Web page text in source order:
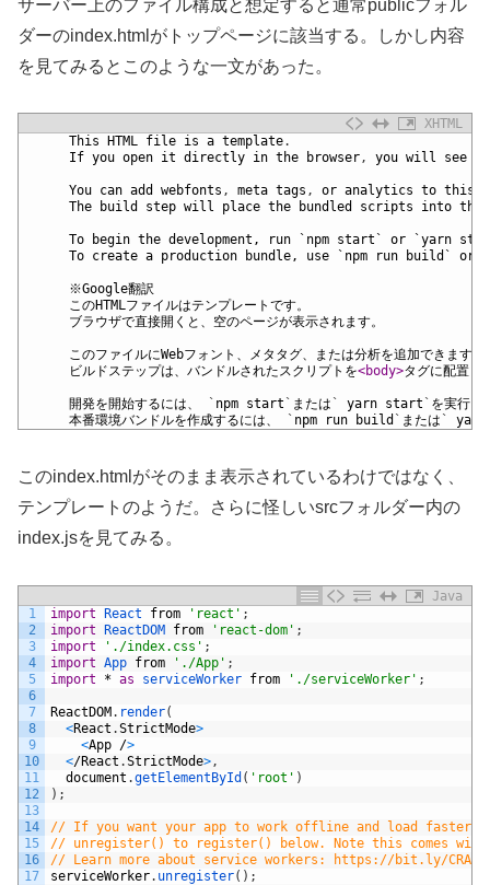
サーバー上のファイル構成と想定すると通常publicフォル
ダーのindex.htmlがトップページに該当する。しかし内容
を見てみるとこのような一文があった。
XHTML
This HTML file is a template.
If you open it directly in the browser, you will see
You can add webfonts , meta tags , or analytics to this
The
build step will place the bundled scripts into the
To begin the development, run `npm start` or `yarn
To create a production bundle, use `npm run build` or
※Google翻訳
このHTMLファイルはテンプレートです。
ブラウザで直接開くと、空のページが表示されます。
このファイルにWebフォント、メタタグ、または分析を追加できます。
ビルドステップは、バンドルされたスクリプトを<body>タグに配置し
開発を開始するには、 ` npm start ` または ` yarn start ` を実行し
本番環境バンドルを作成するには、
` npm run build ` または ` yarn
このindex.htmlがそのまま表示されているわけではなく、
テンプレートのようだ。さらに怪しいsrcフォルダー内の
index.jsを見てみる。
Java
1
2
3
4
5
6
7
8
9
10
11
12
13
14
15
16
17
import React from 'react' ;
import ReactDOM from 'react-dom' ;
import
'./index.css' ;
import App from './App' ;
import
* as serviceWorker from './serviceWorker' ;
ReactDOM. render(
<React .StrictMode>
<App />
</React .StrictMode>,
document .getElementById ( 'root' )
) ;
// If you want your app to work offline and load faster,
// unregister() to register() below. Note this comes
// Learn more about service workers: https://bit.ly/CRA-
serviceWorker. unregister( ) ;